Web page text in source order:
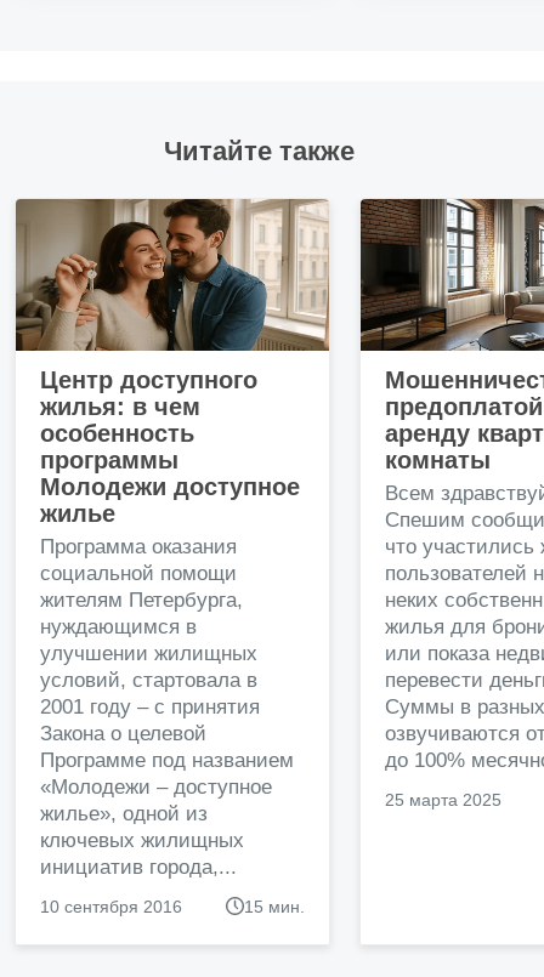
Читайте также
Центр доступного
жилья: в чем
особенность
программы
Молодежи доступное
жилье
Программа оказания
социальной помощи
жителям Петербурга,
нуждающимся в
улучшении жилищных
условий, стартовала в
2001 году – с принятия
Закона о целевой
Программе под названием
«Молодежи – доступное
жилье», одной из
ключевых жилищных
инициатив города,...
10 сентября 2016 15 мин.
аренду
комнаты
Всем
Спешим
что
пользователей
неких
жилья для
или показа
перевести
Суммы в
озвучиваются
до 100%
25 марта 2025